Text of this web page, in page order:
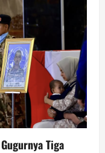
Tiga